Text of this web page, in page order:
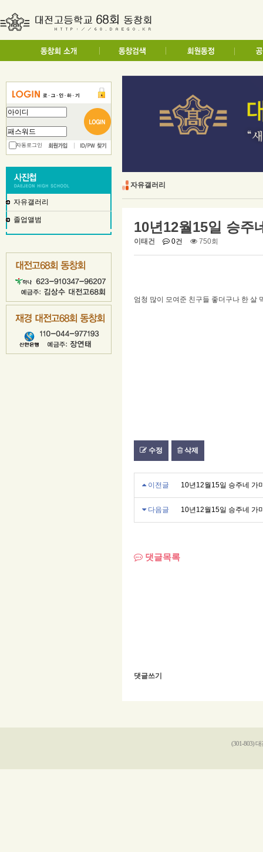
자동로그인
자유갤러리
졸업앨범
자유갤러리
10년12월15일 승주
이태건 0건 750회
엄청 많이 모여준 친구들 좋더구나 한 살
수정 삭제
이전글 10년12월15일 승주네 가
다음글 10년12월15일 승주네 가
댓글목록
댓글쓰기
(301-803)